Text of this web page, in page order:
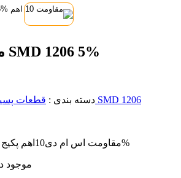
مقاومت 10 اهم SMD 1206 5%
دسته بندی : قطعات مقاومت SMD 1206
مقاومت اس ام دی10اهم پکیج 1206 با درصد خطای 5%
موجود